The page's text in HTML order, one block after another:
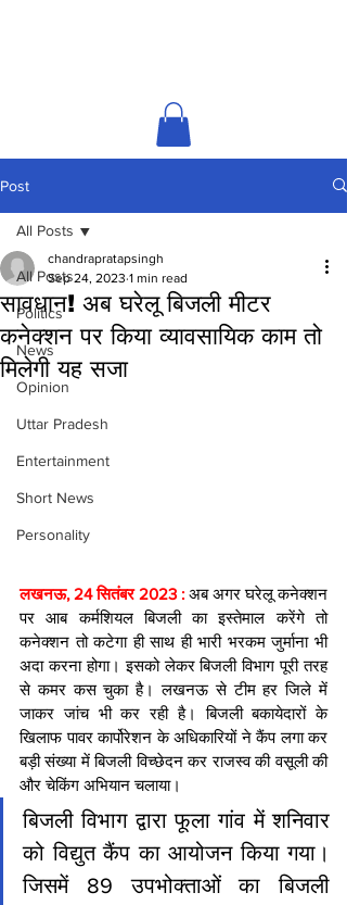
Post
All Posts
Politics
News
Opinion
Uttar Pradesh
Entertainment
Short News
Personality
All Posts
सावधान! अब घरेलू बिजली मीटर
कनेक्शन पर किया व्यावसायिक काम तो
मिलेगी यह सजा
chandrapratapsingh
Sep 24, 2023 1 min read
लखनऊ, 24 सितंबर 2023 : अब अगर घरेलू कनेक्शन
पर आब कर्मशियल बिजली का इस्तेमाल करेंगे तो
कनेक्शन तो कटेगा ही साथ ही भारी भरकम जुर्माना भी
अदा करना होगा। इसको लेकर बिजली विभाग पूरी तरह
से कमर कस चुका है। लखनऊ से टीम हर जिले में
जाकर जांच भी कर रही है। बिजली बकायेदारों के
खिलाफ पावर कार्पोरेशन के अधिकारियों ने कैंप लगा कर
बड़ी संख्या में बिजली विच्छेदन कर राजस्व की वसूली की
और चेकिंग अभियान चलाया।
बिजली विभाग द्वारा फूला गांव में शनिवार
को विद्युत कैंप का आयोजन किया गया।
जिसमें 89 उपभोक्ताओं का बिजली